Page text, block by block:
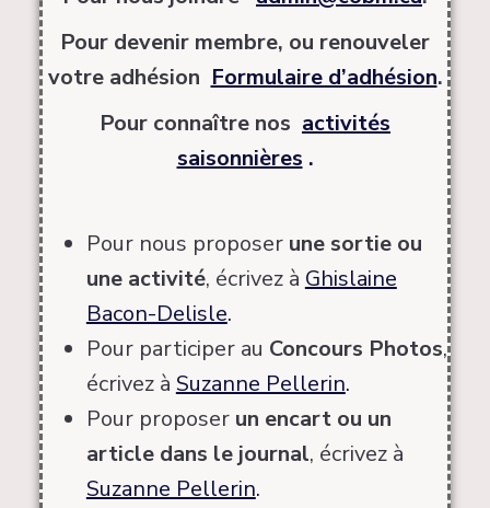
Pour devenir membre, ou renouveler
votre adhésion Formulaire d’adhésion.
Pour connaître nos activités
saisonnières .
Pour nous proposerune sortie ou
une activité, écrivez à Ghislaine
Bacon-Delisle.
Pour participer au Concours Photos,
écrivez à Suzanne Pellerin.
Pour proposerun encart ou un
article dans le journal, écrivez à
Suzanne Pellerin.